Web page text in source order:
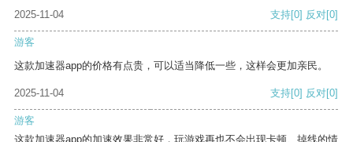
2025-11-04
支持[0] 反对[0]
游客
这款加速器app的价格有点贵，可以适当降低一些，这样会更加亲民。
2025-11-04 支持[0] 反对[0]
游客
这款加速器app的加速效果非常好，玩游戏再也不会出现卡顿、掉线的情